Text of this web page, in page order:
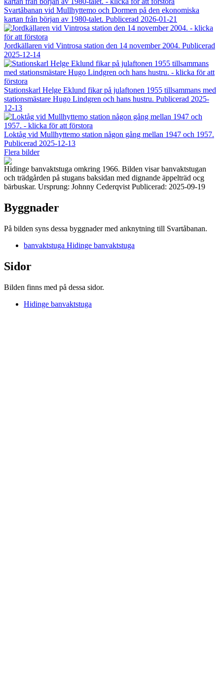
Svartåbanan vid Mullhyttemo och Dormen på den ekonomiska
kartan från början av 1980-talet. Publicerad 2026-01-21
Jordkällaren vid Vintrosa station den 14 november 2004. Publicerad
2025-12-14
Stationskarl Helge Eklund fikar på julaftonen 1955 tillsammans med
stationsmästare Hugo Lindgren och hans hustru. Publicerad 2025-
12-13
Loktåg vid Mullhyttemo station någon gång mellan 1947 och 1957.
Publicerad 2025-12-13
Flera bilder
Hidinge banvaktstuga omkring 1966. Bilden visar banvaktstugan
och trädgården på stugans baksidan med dignande äppelträd ocg
bärbuskar. Ursprung: Johnny Cederqvist Publicerad: 2025-09-19
Byggnader
På bilden syns dessa byggnader med anknytning till Svartåbanan.
banvaktstuga Hidinge banvaktstuga
Sidor
Bilden finns med på dessa sidor.
Hidinge banvaktstuga